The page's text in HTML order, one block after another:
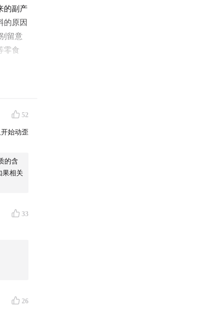
的副产
的原因
留意
零食
迎收 52
始动歪
的含
果相关
33
26